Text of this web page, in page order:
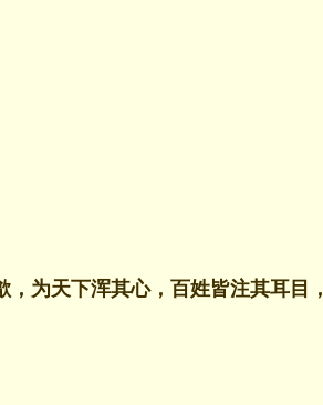
为天下浑其心，百姓皆注其耳目，